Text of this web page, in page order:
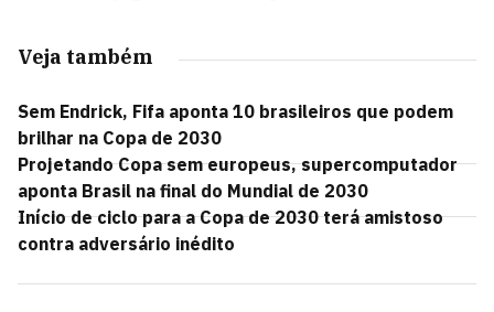
Veja também
Sem Endrick, Fifa aponta 10 brasileiros que podem
brilhar na Copa de 2030
Projetando Copa sem europeus, supercomputador
aponta Brasil na final do Mundial de 2030
Início de ciclo para a Copa de 2030 terá amistoso
contra adversário inédito